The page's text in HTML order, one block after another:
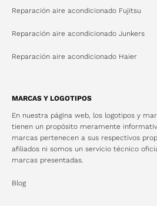
Reparación aire acondicionado Fujitsu
Reparación aire acondicionado Junkers
Reparación aire acondicionado Haier
MARCAS Y LOGOTIPOS
En nuestra página web, los logotipos y
tienen un propósito meramente
marcas pertenecen a sus respectivos
afiliados ni somos un servicio técnico
marcas presentadas.
Blog